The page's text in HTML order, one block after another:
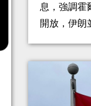
息，強調霍
開放，伊